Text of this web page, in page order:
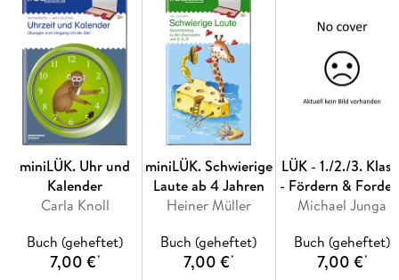
Lösungsweg gegeben.
Das Heft eignet sich sowohl als begleitendes als auch als
wiederholendes Übungsmaterial, wenn man sich in der
Bruchrechnung nicht mehr sicher fühlt.
Zur Bearbeitung dieses Übungsheftes benötigen Sie das LÜK-
Kontrollgerät.
miniLÜK. Uhr und
Kalender
Carla Knoll
Buch (geheftet)
7,00 €*
miniLÜK. Schwierige
Laute ab 4 Jahren
Heiner Müller
Buch (geheftet)
7,00 €*
LÜK - 1./2./3.
- Fördern &
Rätseltrainer
Michael Junga
Buch (geheftet)
7,00 €*